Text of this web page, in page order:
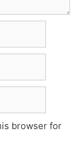
browser for